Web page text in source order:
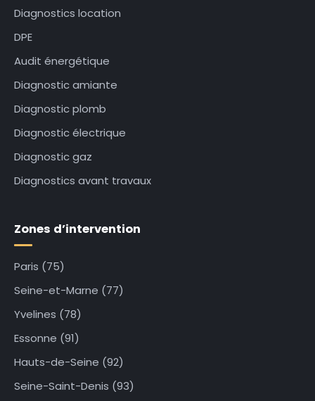
Diagnostics location
DPE
Audit énergétique
Diagnostic amiante
Diagnostic plomb
Diagnostic électrique
Diagnostic gaz
Diagnostics avant travaux
Zones d’intervention
Paris (75)
Seine-et-Marne (77)
Yvelines (78)
Essonne (91)
Hauts-de-Seine (92)
Seine-Saint-Denis (93)